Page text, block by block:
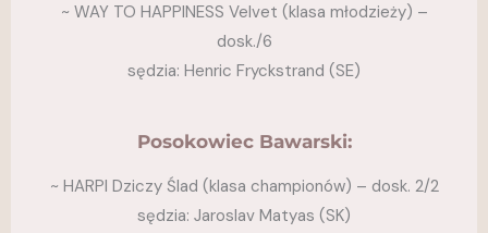
~ WAY TO HAPPINESS Velvet (klasa młodzieży) –
dosk./6
sędzia: Henric Fryckstrand (SE)
Posokowiec Bawarski:
~ HARPI Dziczy Ślad (klasa championów) – dosk. 2/2
sędzia: Jaroslav Matyas (SK)